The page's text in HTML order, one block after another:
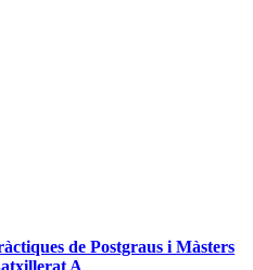
de Postgraus i Màsters
A